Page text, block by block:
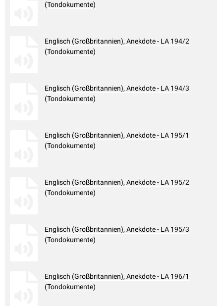
(Tondokumente)
Englisch (Großbritannien), Anekdote - LA 194/2
(Tondokumente)
Englisch (Großbritannien), Anekdote - LA 194/3
(Tondokumente)
Englisch (Großbritannien), Anekdote - LA 195/1
(Tondokumente)
Englisch (Großbritannien), Anekdote - LA 195/2
(Tondokumente)
Englisch (Großbritannien), Anekdote - LA 195/3
(Tondokumente)
Englisch (Großbritannien), Anekdote - LA 196/1
(Tondokumente)